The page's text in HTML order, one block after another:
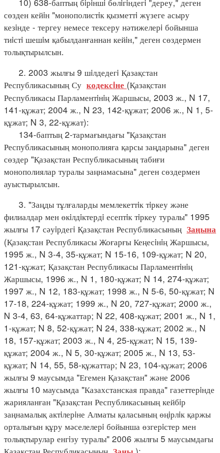
сөзден кейiн "монополистiк қызметтi жүзеге асыру
кезiнде - тергеу немесе тексеру нәтижелерi бойынша
тиiстi шешiм қабылданғаннан кейiн," деген сөздермен
толықтырылсын.
2. 2003 жылғы 9 шiлдедегi Қазақстан
Республикасының Су кодексiне (Қазақстан
Республикасы Парламентiнiң Жаршысы, 2003 ж., N 17,
141-құжат; 2004 ж., N 23, 142-құжат; 2006 ж., N 1, 5-
құжат; N 3, 22-құжат):
134-баптың 2-тармағындағы "Қазақстан
Республикасының монополияға қарсы заңдарына" деген
сөздер "Қазақстан Республикасының табиғи
монополиялар туралы заңнамасына" деген сөздермен
ауыстырылсын.
3. "Заңды тұлғаларды мемлекеттiк тiркеу және
филиалдар мен өкiлдiктердi есептiк тiркеу туралы" 1995
жылғы 17 сәуiрдегi Қазақстан Республикасының Заңына
(Қазақстан Республикасы Жоғарғы Кеңесiнiң Жаршысы,
1995 ж., N 3-4, 35-құжат; N 15-16, 109-құжат; N 20,
121-құжат; Қазақстан Республикасы Парламентiнiң
Жаршысы, 1996 ж., N 1, 180-құжат; N 14, 274-құжат;
1997 ж., N 12, 183-құжат; 1998 ж., N 5-6, 50-құжат; N
17-18, 224-құжат; 1999 ж., N 20, 727-құжат; 2000 ж.,
N 3-4, 63, 64-құжаттар; N 22, 408-құжат; 2001 ж., N 1,
1-құжат; N 8, 52-құжат; N 24, 338-құжат; 2002 ж., N
18, 157-құжат; 2003 ж., N 4, 25-құжат; N 15, 139-
құжат; 2004 ж., N 5, 30-құжат; 2005 ж., N 13, 53-
құжат; N 14, 55, 58-құжаттар; N 23, 104-құжат; 2006
жылғы 9 маусымда "Егемен Қазақстан" және 2006
жылғы 10 маусымда "Казахстанская правда" газеттерiнде
жарияланған "Қазақстан Республикасының кейбiр
заңнамалық актiлерiне Алматы қаласының өңiрлiк қаржы
орталығын құру мәселелерi бойынша өзгерiстер мен
толықтырулар енгiзу туралы" 2006 жылғы 5 маусымдағы